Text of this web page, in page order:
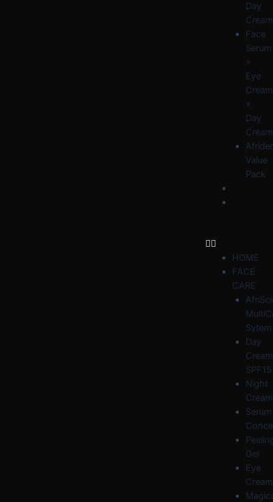
Day
Cream
Face
Serum
+
Eye
Cream
+
Day
Cream
Value
Pack
HOME
FACE
CARE
Sytem
Day
Cream
SPF15
Night
Cream
Serum
Gel
Eye
Cream